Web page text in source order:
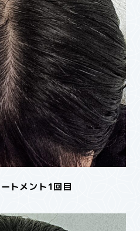
トメント1回目